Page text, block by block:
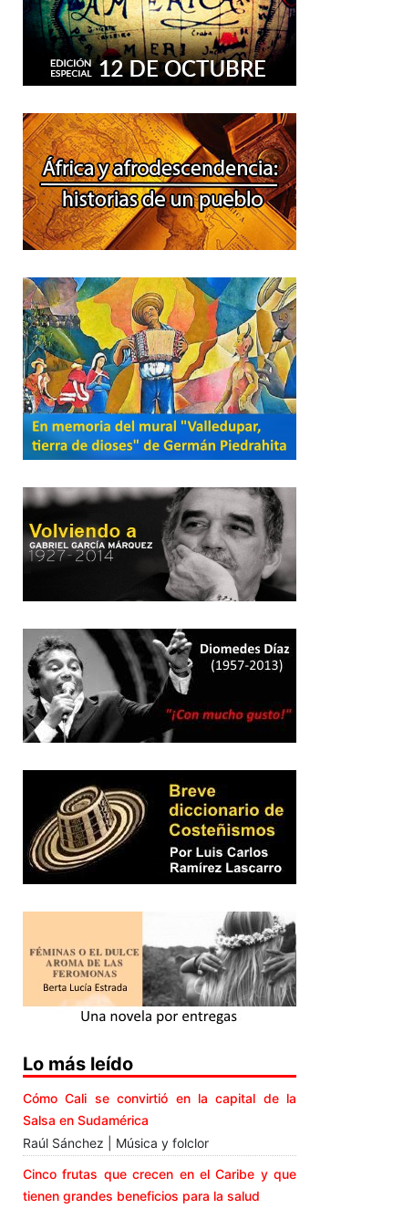
Lo más leído
Cómo Cali se convirtió en la capital de la
Salsa en Sudamérica
Raúl Sánchez | Música y folclor
Cinco frutas que crecen en el Caribe y que
tienen grandes beneficios para la salud